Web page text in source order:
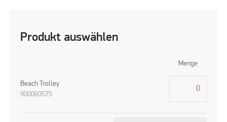
Produkt auswählen
Menge
Beach Trolley
900060575